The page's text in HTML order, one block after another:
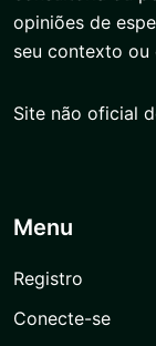
opiniões de
seu contexto ou
Site não oficial
Menu
Registro
Conecte-se